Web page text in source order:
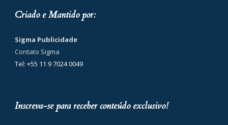
Criado e Mantido por:
Sigma Publicidade
Contato Sigma
Tel: +55 11 9 7024 0049
Inscreva-se para receber conteúdo exclusivo!